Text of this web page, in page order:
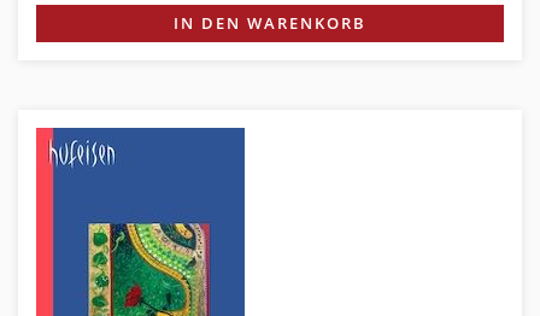
IN DEN WARENKORB